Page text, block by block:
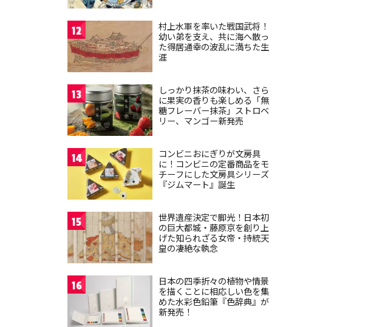
12
村上水軍を率いた戦国武将！
幼い弟を支え、共に海へ散っ
た得居通幸の波乱に満ちた生
涯
13
しっかり抹茶の味わい、さら
に果実の香りも楽しめる「無
糖フレーバー抹茶」ストロベ
リー、マンゴー新発売
14
コンビニおにぎりが文房具
に！コンビニの定番商品をモ
チーフにした文房具シリーズ
『ジムマート』誕生
15
世界遺産決定で脚光！日本初
の巨大都城・藤原京を創り上
げた知られざる女帝・持統天
皇の凄絶な執念
16
日本の四季折々の植物や情景
を描くことに相応しい色を集
めた水彩色鉛筆『色辞典』が
新発売！